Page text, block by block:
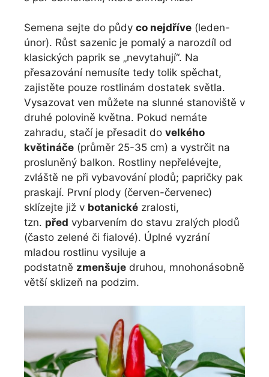
Semena sejte do půdy co nejdříve (leden-
únor). Růst sazenic je pomalý a narozdíl od
klasických paprik se „nevytahují“. Na
přesazování nemusíte tedy tolik spěchat,
zajistěte pouze rostlinám dostatek světla.
Vysazovat ven můžete na slunné stanoviště v
druhé polovině května. Pokud nemáte
zahradu, stačí je přesadit do velkého
květináče (průměr 25-35 cm) a vystrčit na
prosluněný balkon. Rostliny nepřelévejte,
zvláště ne při vybavování plodů; papričky pak
praskají. První plody (červen-červenec)
sklízejte již v botanické zralosti,
tzn. před vybarvením do stavu zralých plodů
(často zelené či fialové). Úplné vyzrání
mladou rostlinu vysiluje a
podstatně zmenšuje druhou, mnohonásobně
větší sklizeň na podzim.